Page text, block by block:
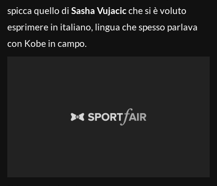
spicca quello di Sasha Vujacicche si è voluto
esprimere in italiano, lingua che spesso parlava
con Kobe in campo.